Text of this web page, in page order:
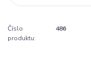
Číslo
produktu:
486